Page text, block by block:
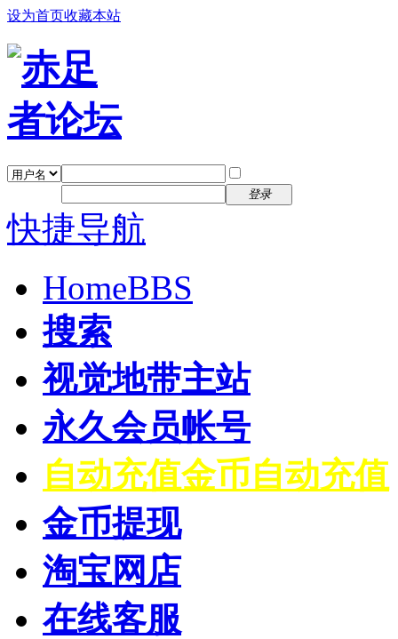
设为首页收藏本站
登录
快捷导航
HomeBBS
搜索
视觉地带主站
永久会员帐号
自动充值金币自动充值
金币提现
淘宝网店
在线客服